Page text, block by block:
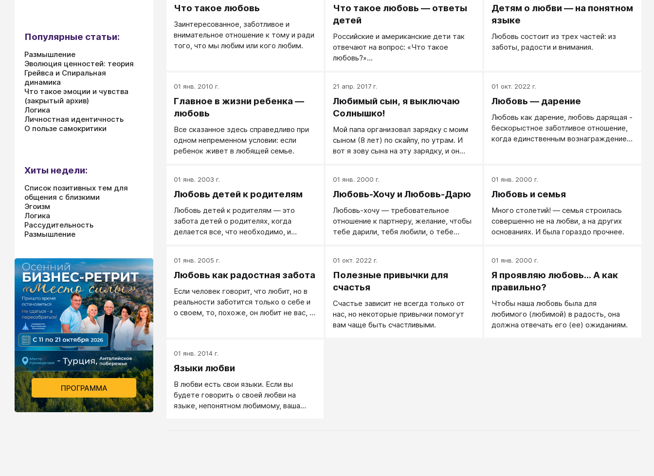
Что такое любовь
Заинтересованное, заботливое и
внимательное отношение к тому и ради
того, что мы любим или кого любим.
Что такое любовь — ответы
детей
Российские и американские дети так
отвечают на вопрос: «Что такое
любовь?»...
Детям о любви — на понятном
языке
Любовь состоит из трех частей: из
заботы, радости и внимания.
01 янв. 2010 г.
Главное в жизни ребенка —
любовь
Все сказанное здесь справедливо при
одном непременном условии: если
ребенок живет в любящей семье.
21 апр. 2017 г.
Любимый сын, я выключаю
Солнышко!
Мой папа организовал зарядку с моим
сыном (8 лет) по скайпу, по утрам. И
вот я зову сына на эту зарядку, и он
время собирался играть на Wii Fitness, а
тут я зову его на зарядку.
01 окт. 2022 г.
Любовь — дарение
Любовь как дарение, любовь дарящая -
бескорыстное заботливое отношение,
когда единственным вознаграждением
напрасна, что твоя забота нужна и дает
замечательные результаты
01 янв. 2003 г.
Любовь детей к родителям
Любовь детей к родителям — это
забота детей о родителях, когда
делается все, что необходимо, и
01 янв. 2000 г.
Любовь-Хочу и Любовь-Дарю
Любовь-хочу — требовательное
отношение к партнеру, желание, чтобы
тебе дарили, тебя любили, о тебе
любить и заботиться, дарить и
радовать, чтобы рядом со мной было
тепло и уютно.
01 янв. 2000 г.
Любовь и семья
Много столетий! — семья строилась
совершенно не на любви, а на других
основаниях. И была гораздо прочнее.
01 янв. 2005 г.
Любовь как радостная забота
Если человек говорит, что любит, но в
реальности заботится только о себе и
о своем, то, похоже, он любит не вас, а
01 окт. 2022 г.
Полезные привычки для
счастья
Счастье зависит не всегда только от
нас, но некоторые привычки помогут
вам чаще быть счастливыми.
01 янв. 2000 г.
Я проявляю любовь... А как
правильно?
Чтобы наша любовь была для
любимого (любимой) в радость, она
должна отвечать его (ее) ожиданиям.
01 янв. 2014 г.
Языки любви
В любви есть свои языки. Если вы
будете говорить о своей любви на
языке, непонятном любимому, ваша
Популярные статьи:
Размышление
Эволюция ценностей: теория
Грейвса и Спиральная
динамика
Что такое эмоции и чувства
(закрытый архив)
Логика
Личностная идентичность
О пользе самокритики
Хиты недели:
Список позитивных тем для
общения с близкими
Эгоизм
Логика
Рассудительность
Размышление
ПРОГРАММА